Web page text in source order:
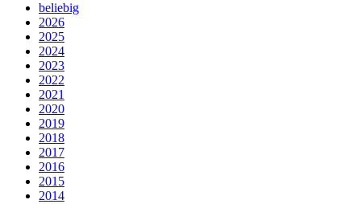
beliebig
2026
2025
2024
2023
2022
2021
2020
2019
2018
2017
2016
2015
2014